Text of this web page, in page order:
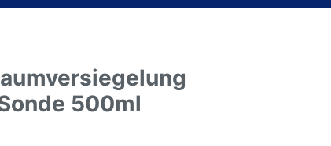
500ml